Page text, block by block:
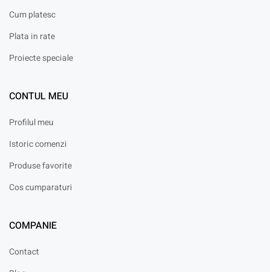
Cum platesc
Plata in rate
Proiecte speciale
CONTUL MEU
Profilul meu
Istoric comenzi
Produse favorite
Cos cumparaturi
COMPANIE
Contact